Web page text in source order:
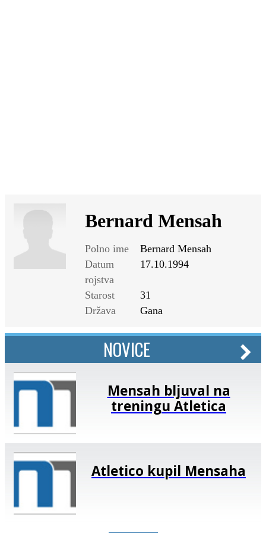
Bernard Mensah
Polno ime
Bernard Mensah
Datum
rojstva
17.10.1994
Starost
31
Država
Gana
NOVICE
Mensah bljuval na
treningu Atletica
Atletico kupil Mensaha